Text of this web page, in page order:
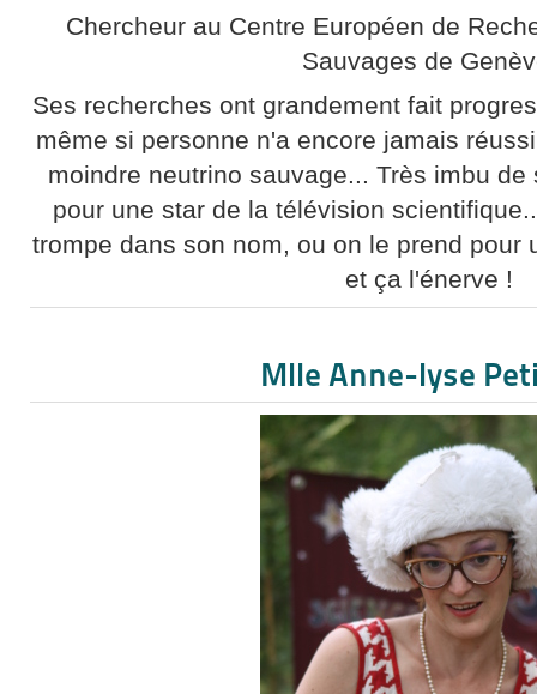
Chercheur au Centre Européen de
Sauvages de
Ses recherches ont grandement fait
même si personne n'a encore jamais
moindre neutrino sauvage... Très imbu
pour une star de la télévision
trompe dans son nom, ou on le prend pour
et ça l'énerve !
Mlle Anne-lyse